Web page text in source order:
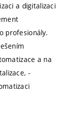
a digitalizaci
profesionály.
a na
-